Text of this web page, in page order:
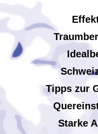
Tipps zur
Starke